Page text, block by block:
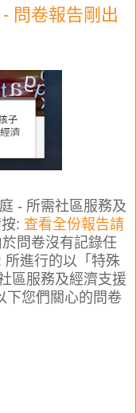
問卷報告剛出
- 所需社區服務及
: 查看全份報告請
問卷沒有記錄任
所進行的以「特殊
區服務及經濟支援
下您們關心的問卷